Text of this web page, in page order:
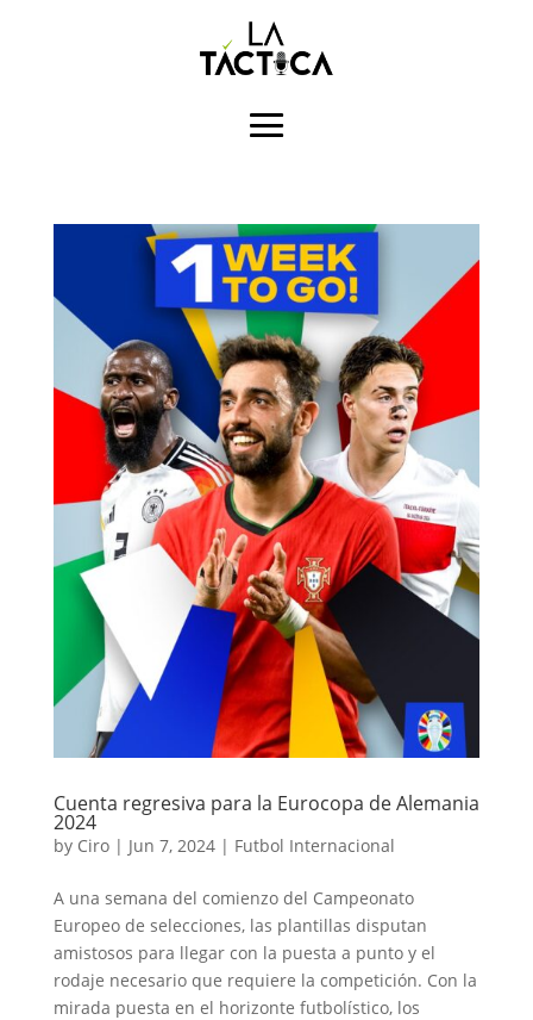
Cuenta regresiva para la Eurocopa de Alemania
2024
by Ciro| Jun 7, 2024| Futbol Internacional
A una semana del comienzo del Campeonato
Europeo de selecciones, las plantillas disputan
amistosos para llegar con la puesta a punto y el
rodaje necesario que requiere la competición. Con la
mirada puesta en el horizonte futbolístico, los